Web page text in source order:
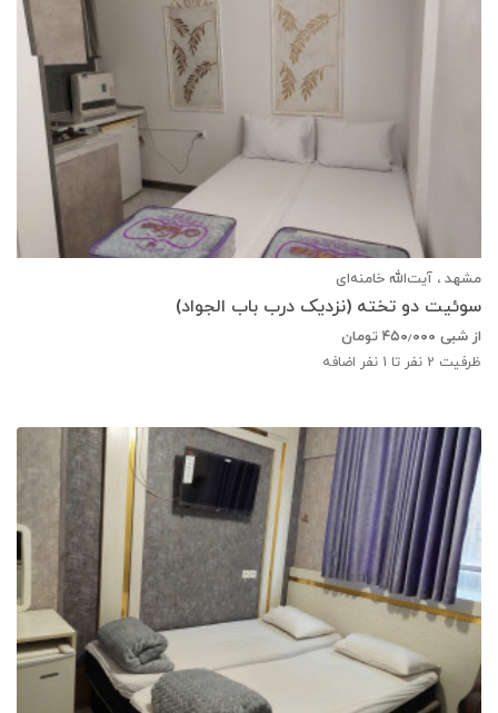
مشهد ، آیت‌الله خامنه‌ای
سوئیت دو تخته (نزدیک درب باب الجواد)
از شبی ۴۵۰٫۰۰۰ تومان
ظرفیت 2 نفر تا 1 نفر اضافه